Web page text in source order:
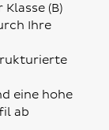
(B)
Ihre
eine hohe
ab